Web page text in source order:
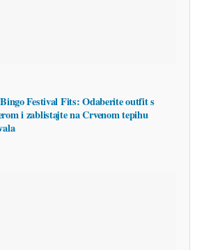
Festival Fits: Odaberite outfit s
i zablistajte na Crvenom tepihu